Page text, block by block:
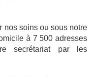
nos soins ou sous notre
à 7 500 adresses
secrétariat par les